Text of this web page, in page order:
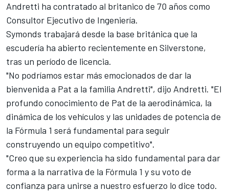
Andretti ha contratado al britanico de 70 años como
Consultor Ejecutivo de Ingeniería.
Symonds trabajará desde la base británica que la
escudería ha abierto recientemente en Silverstone,
tras un período de licencia.
"No podríamos estar más emocionados de dar la
bienvenida a Pat a la familia Andretti", dijo Andretti. "El
profundo conocimiento de Pat de la aerodinámica, la
dinámica de los vehículos y las unidades de potencia de
la Fórmula 1 será fundamental para seguir
construyendo un equipo competitivo".
"Creo que su experiencia ha sido fundamental para dar
forma a la narrativa de la Fórmula 1 y su voto de
confianza para unirse a nuestro esfuerzo lo dice todo.